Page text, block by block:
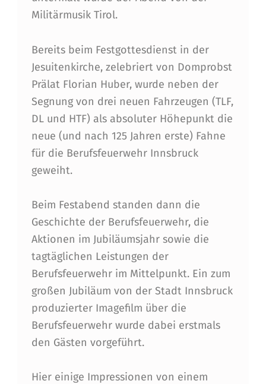
F
U
E
R
W
E
H
R
I
N
N
S
B
R
U
C
K
Militärmusik Tirol.
Bereits beim Festgottesdienst in der
Jesuitenkirche, zelebriert von Domprobst
Prälat Florian Huber, wurde neben der
Segnung von drei neuen Fahrzeugen (TLF,
DL und HTF) als absoluter Höhepunkt die
neue (und nach 125 Jahren erste) Fahne
für die Berufsfeuerwehr Innsbruck
geweiht.
Beim Festabend standen dann die
Geschichte der Berufsfeuerwehr, die
Aktionen im Jubiläumsjahr sowie die
tagtäglichen Leistungen der
Berufsfeuerwehr im Mittelpunkt. Ein zum
großen Jubiläum von der Stadt Innsbruck
produzierter Imagefilm über die
Berufsfeuerwehr wurde dabei erstmals
den Gästen vorgeführt.
Hier einige Impressionen von einem